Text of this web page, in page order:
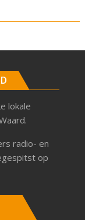
lokale
radio- en
op